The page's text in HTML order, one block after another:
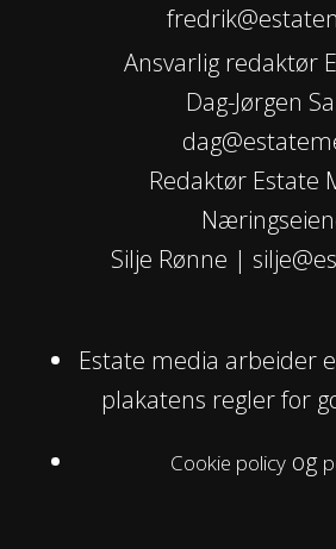
Ansvarlig redaktør
Dag-Jørgen
Redaktør Estate
Silje Rønne |
Estate media arbeider
plakatens regler for
Cookie policyog